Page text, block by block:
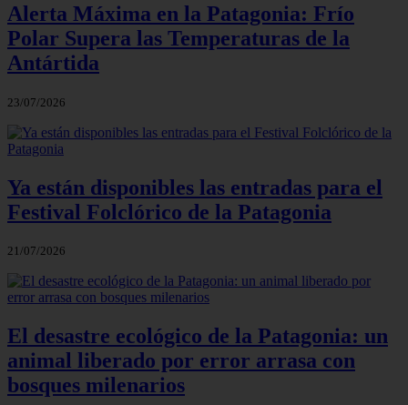
Alerta Máxima en la Patagonia: Frío
Polar Supera las Temperaturas de la
Antártida
23/07/2026
Ya están disponibles las entradas para el
Festival Folclórico de la Patagonia
21/07/2026
El desastre ecológico de la Patagonia: un
animal liberado por error arrasa con
bosques milenarios